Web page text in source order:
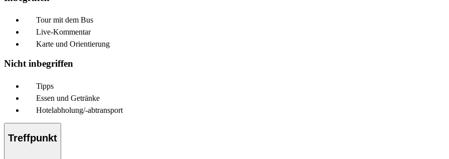
Tour mit dem Bus
Live-Kommentar
Karte und Orientierung
Nicht inbegriffen
Tipps
Essen und Getränke
Hotelabholung/-abtransport
Treffpunkt